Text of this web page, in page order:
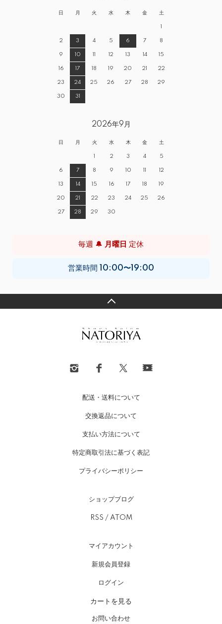
日 月 火 水 木 金 土
2 3 4 5 6 7 8
9 10 12 13 14 15
16 17 18 19 20 21 22
23 24 25 26 27 28 29
30 31
2026年9月
日 月 火 水 木 金 土
2 3 4 5
6 7 8 9 10 12
13 14 15 16 17 18 19
20 21 22 23 24 25 26
27 28 29 30
毎週 🔔 月曜日 定休
営業時間 10:00〜19:00
配送・送料について
交換返品について
支払い方法について
特定商取引法に基づく表記
プライバシーポリシー
ショップブログ
RSS / ATOM
マイアカウント
新規会員登録
ログイン
カートを見る
お問い合わせ